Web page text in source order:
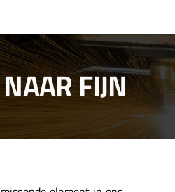
FIJN